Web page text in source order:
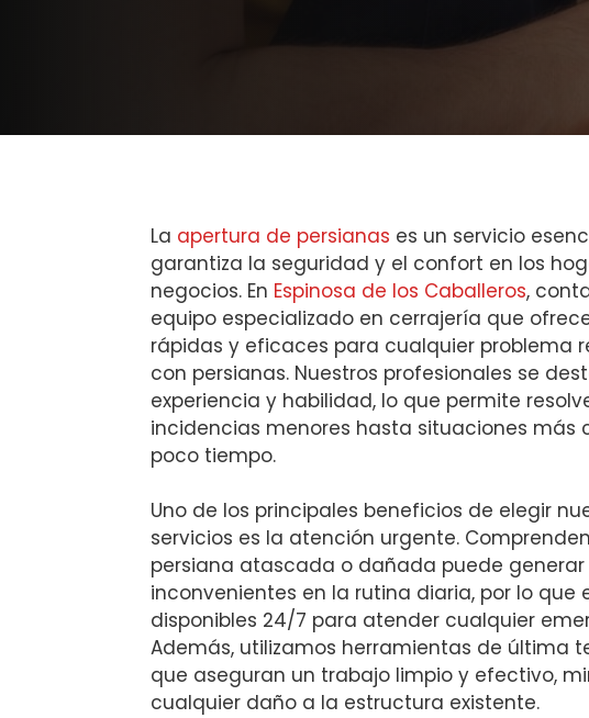
La apertura de persianas es un servicio
garantiza la seguridad y el confort en los
negocios. En Espinosa de los Caballeros,
equipo especializado en cerrajería que
rápidas y eficaces para cualquier problema
con persianas. Nuestros profesionales se
experiencia y habilidad, lo que permite
incidencias menores hasta situaciones más
poco tiempo.
Uno de los principales beneficios de elegir
servicios es la atención urgente.
persiana atascada o dañada puede generar
inconvenientes en la rutina diaria, por lo que
disponibles 24/7 para atender cualquier
Además, utilizamos herramientas de última
que aseguran un trabajo limpio y efectivo,
cualquier daño a la estructura existente.